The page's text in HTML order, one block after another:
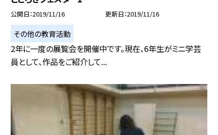
公開日 2019/11/16 更新日 2019/11/16
その他の教育活動
2年に一度の展覧会を開催中です。現在、6年生がミニ学芸
員として、作品をご紹介して...